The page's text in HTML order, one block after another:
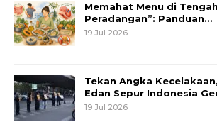
Memahat Menu di
Peradangan”: Panduan…
19 Jul 2026
Tekan Angka
Edan Sepur Indonesia
19 Jul 2026